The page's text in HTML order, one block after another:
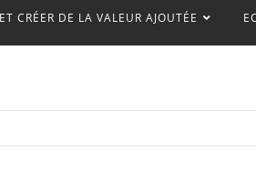
CRÉER DE LA VALEUR AJOUTÉE